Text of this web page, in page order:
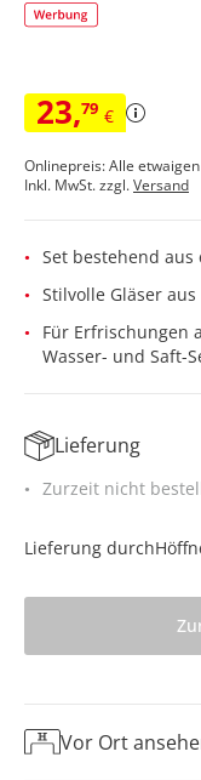
23,79 €
Onlinepreis: Alle
Inkl. MwSt. zzgl.Versand
Set bestehend
Stilvolle Gläser
Für Erfrischungen
Wasser- und Saft-
Lieferung
Zurzeit nicht
Lieferung durch
Vor Ort